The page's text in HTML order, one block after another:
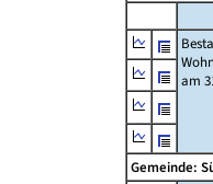
am
Gemeinde: